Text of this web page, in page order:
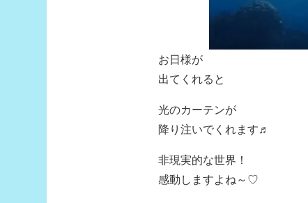
お日様が
出てくれると
光のカーテンが
降り注いでくれます♬
非現実的な世界！
感動しますよね～♡